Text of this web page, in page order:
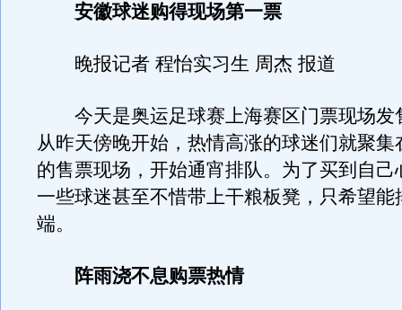
安徽球迷购得现场第一票
晚报记者 程怡实习生 周杰 报道
今天是奥运足球赛上海赛区门票现场发
从昨天傍晚开始，热情高涨的球迷们就聚集
的售票现场，开始通宵排队。为了买到自己
一些球迷甚至不惜带上干粮板凳，只希望能
端。
阵雨浇不息购票热情